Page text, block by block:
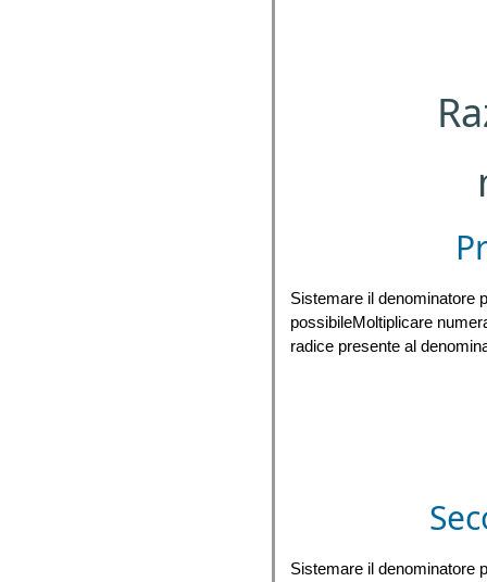
Sistemare il denominatore
possibileMoltiplicare
radice presente al
Sistemare il denominatore